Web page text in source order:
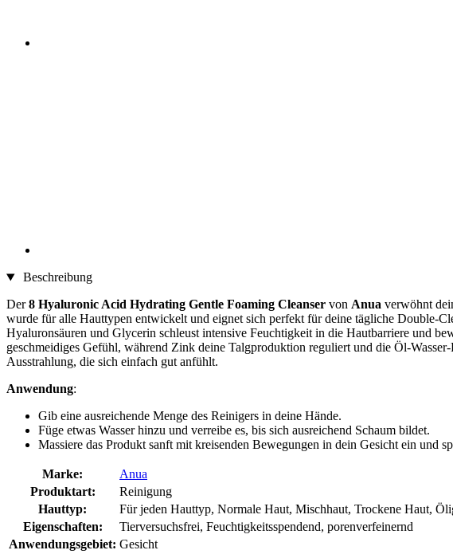
Beschreibung
Der8 Hyaluronic Acid Hydrating Gentle Foaming Cleanser von Anua verwöhnt
wurde für alle Hauttypen entwickelt und eignet sich perfekt für deine tägliche Double-
Hyaluronsäuren und Glycerin schleust intensive Feuchtigkeit in die Hautbarriere und
geschmeidiges Gefühl, während Zink deine Talgproduktion reguliert und die Öl-
Ausstrahlung, die sich einfach gut anfühlt.
Anwendung:
Gib eine ausreichende Menge des Reinigers in deine Hände.
Füge etwas Wasser hinzu und verreibe es, bis sich ausreichend Schaum bildet.
Massiere das Produkt sanft mit kreisenden Bewegungen in dein Gesicht ein und
Marke:
Anua
Produktart:
Reinigung
Hauttyp:
Für jeden Hauttyp, Normale Haut, Mischhaut, Trockene Haut,
Eigenschaften:
Tierversuchsfrei, Feuchtigkeitsspendend, porenverfeinernd
Anwendungsgebiet: Gesicht